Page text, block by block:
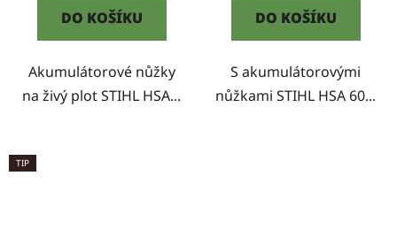
DO KOŠÍKU
Akumulátorové nůžky
na živý plot STIHL HSA...
DO KOŠÍKU
S akumulátorovými
nůžkami STIHL HSA 60...
TIP